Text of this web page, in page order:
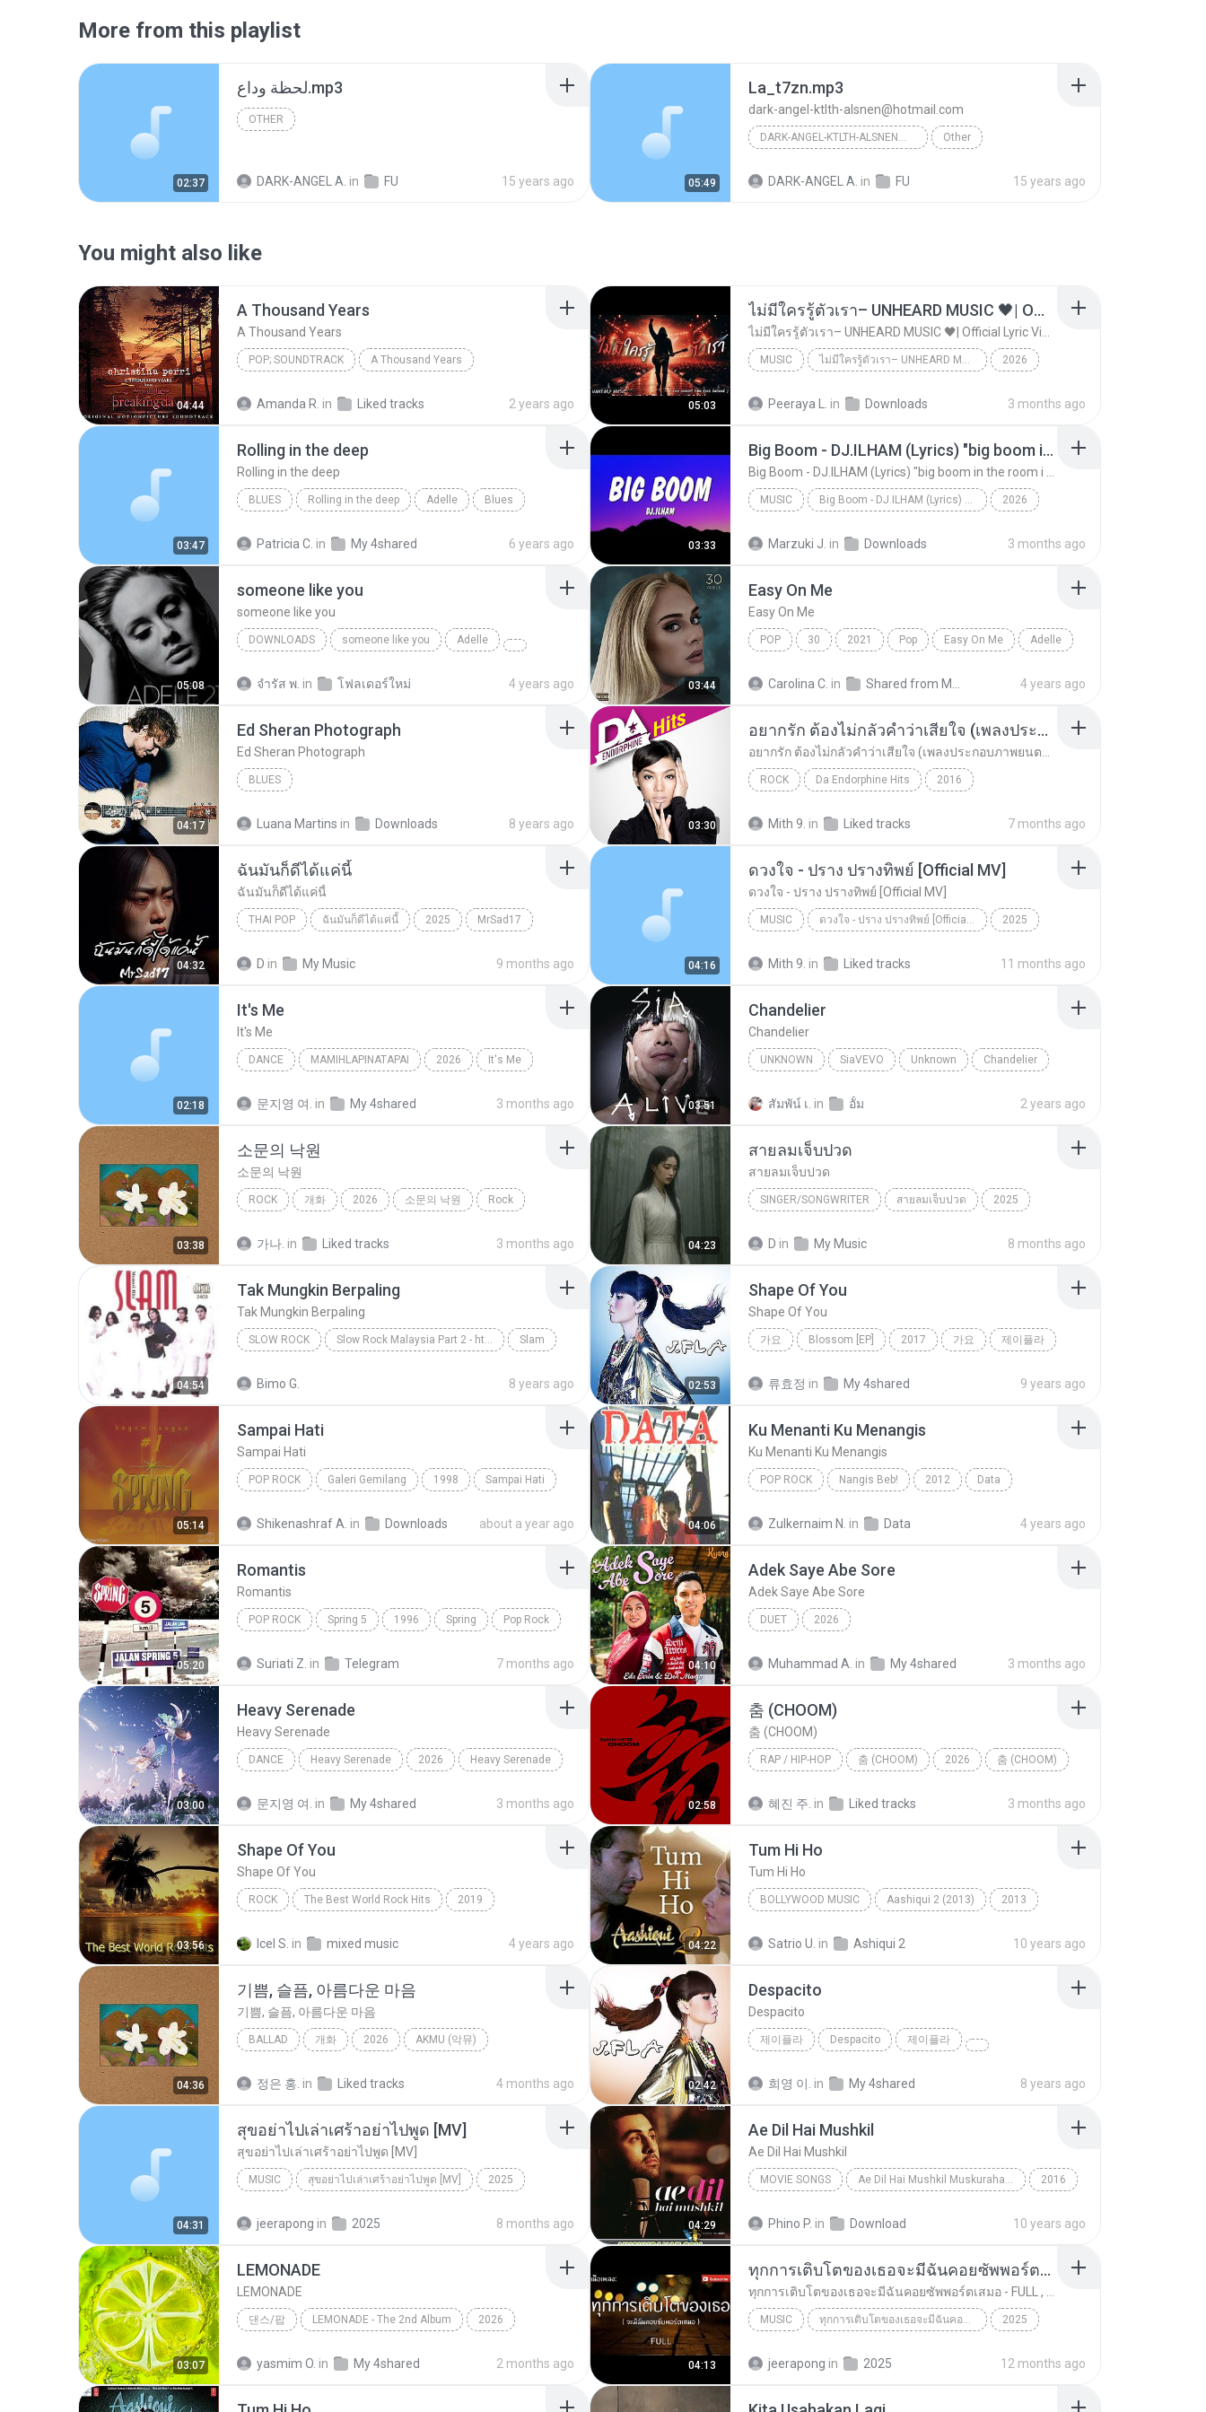
More from this playlist
02:37
لحظة وداع.mp3
OTHER
DARK-ANGEL A. in FU 15 years ago 05:49
La_t7zn.mp3
dark-angel-ktlth-alsnen@hotmail.com
DARK-ANGEL-KTLTH-ALSNEN@HOTMAIL.COM Other
DARK-ANGEL A. in FU 15 years ago
You might also like
04:44
A Thousand Years
A Thousand Years
POP; SOUNDTRACK A Thousand Years
Amanda R. in Liked tracks 2 years ago 05:03
ไม่มีใครรู้ตัวเรา– UNHEARD MUSIC 🖤| Official Lyric Video | เพลงสู้ชีวิต
MUSIC ไม่มีใครรู้ตัวเรา– UNHEARD MUSIC 🖤| Official Lyric Video | เพลงสู้ชีวิต 2026
Peeraya L. in Downloads 3 months ago
03:47
Rolling in the deep
Rolling in the deep
BLUES Rolling in the deep Adelle Blues
Patricia C. in My 4shared 6 years ago 03:33
Big Boom - DJ.ILHAM (Lyrics) "big boom in the room i go kaboom"
MUSIC Big Boom - DJ.ILHAM (Lyrics) "big boom in the room i go kaboom" 2026
Marzuki J. in Downloads 3 months ago
05:08
someone like you
someone like you
DOWNLOADS someone like you Adelle
จํารัส พ. in โฟลเดอร์ใหม่ 4 years ago 03:44
Easy On Me
Easy On Me
POP 30 2021 Pop Easy On Me Adelle
Carolina C. in 4 years ago
04:17
Ed Sheran Photograph
Ed Sheran Photograph
BLUES
Luana Martins in Downloads 8 years ago 03:30
อยากรัก ต้องไม่กลัวคำว่าเสียใจ (เพลงประกอบภาพยนตร์ รัก 7 ปี ดี 7 หน)
ROCK Da Endorphine Hits 2016
Mith 9. in Liked tracks 7 months ago
04:32
ฉันมันก็ดีได้แค่นี้
ฉันมันก็ดีได้แค่นี้
THAI POP ฉันมันก็ดีได้แค่นี้ 2025 MrSad17
D in My Music 9 months ago 04:16
ดวงใจ - ปราง ปรางทิพย์ [Official MV]
ดวงใจ - ปราง ปรางทิพย์ [Official MV]
MUSIC ดวงใจ - ปราง ปรางทิพย์ [Official MV] 2025
Mith 9. in Liked tracks 11 months ago
02:18
It′s Me
It′s Me
DANCE MAMIHLAPINATAPAI 2026 It′s Me
문지영 여. in My 4shared 3 months ago 03:51
Chandelier
Chandelier
UNKNOWN SiaVEVO Unknown Chandelier
สัมพัน์ เ. in อั้ม 2 years ago
03:38
소문의 낙원
소문의 낙원
ROCK 개화 2026 소문의 낙원 Rock
가나. in Liked tracks 3 months ago 04:23
สายลมเจ็บปวด
สายลมเจ็บปวด
SINGER/SONGWRITER สายลมเจ็บปวด 2025
D in My Music 8 months ago
04:54
Tak Mungkin Berpaling
Tak Mungkin Berpaling
SLOW ROCK Slow Rock Malaysia Part 2 - http://idws.in/310179 Slam
Bimo G. 8 years ago 02:53
Shape Of You
Shape Of You
가요 Blossom [EP] 2017 가요 제이플라
류효정 in My 4shared 9 years ago
05:14
Sampai Hati
Sampai Hati
POP ROCK Galeri Gemilang 1998 Sampai Hati
Shikenashraf A. in Downloads about a year ago 04:06
Ku Menanti Ku Menangis
Ku Menanti Ku Menangis
POP ROCK Nangis Beb! 2012 Data
Zulkernaim N. in Data 4 years ago
05:20
Romantis
Romantis
POP ROCK Spring 5 1996 Spring Pop Rock
Suriati Z. in Telegram 7 months ago 04:10
Adek Saye Abe Sore
Adek Saye Abe Sore
DUET 2026
Muhammad A. in My 4shared 3 months ago
03:00
Heavy Serenade
Heavy Serenade
DANCE Heavy Serenade 2026 Heavy Serenade
문지영 여. in My 4shared 3 months ago 02:58
춤 (CHOOM)
춤 (CHOOM)
RAP / HIP-HOP 춤 (CHOOM) 2026 춤 (CHOOM)
혜진 주. in Liked tracks 3 months ago
03:56
Shape Of You
Shape Of You
ROCK The Best World Rock Hits 2019
Icel S. in mixed music 4 years ago 04:22
Tum Hi Ho
Tum Hi Ho
BOLLYWOOD MUSIC Aashiqui 2 (2013) 2013
Satrio U. in Ashiqui 2 10 years ago
04:36
기쁨, 슬픔, 아름다운 마음
기쁨, 슬픔, 아름다운 마음
BALLAD 개화 2026 AKMU (악뮤)
정은 홍. in Liked tracks 4 months ago 02:42
Despacito
Despacito
제이플라 Despacito 제이플라
희영 이. in My 4shared 8 years ago
04:31
สุขอย่าไปเล่าเศร้าอย่าไปพูด [MV]
สุขอย่าไปเล่าเศร้าอย่าไปพูด [MV]
MUSIC สุขอย่าไปเล่าเศร้าอย่าไปพูด [MV] 2025
jeerapong in 2025 8 months ago 04:29
Ae Dil Hai Mushkil
Ae Dil Hai Mushkil
MOVIE SONGS Ae Dil Hai Mushkil Muskurahat.Com 2016
Phino P. in Download 10 years ago
03:07
LEMONADE
LEMONADE
댄스/팝 LEMONADE - The 2nd Album 2026
yasmim O. in My 4shared 2 months ago 04:13
ทุกการเติบโตของเธอจะมีฉันคอยซัพพอร์ตเสมอ - FULL , [เนื้อเพลง]
MUSIC ทุกการเติบโตของเธอจะมีฉันคอยซัพพอร์ตเสมอ - FULL , [เนื้อเพลง] 2025
jeerapong in 2025 12 months ago